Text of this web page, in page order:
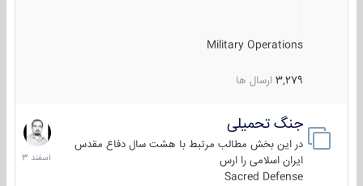
Military Operations
3,279 ارسال ها
جنگ تحمیلی
در این بخش مطالب مرتبط با هشت سال دفاع مقدس
ایران اسلامی را ارس
Sacred Defense
20
اسفند
1403